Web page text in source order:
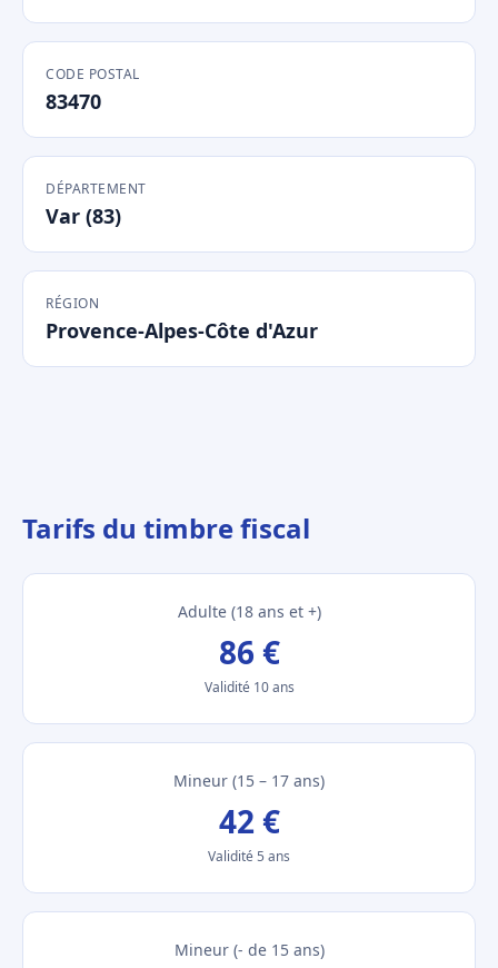
CODE POSTAL
83470
DÉPARTEMENT
Var (83)
RÉGION
Provence-Alpes-Côte d'Azur
Tarifs du timbre fiscal
Adulte (18 ans et +)
86 €
Validité 10 ans
Mineur (15 – 17 ans)
42 €
Validité 5 ans
Mineur (- de 15 ans)